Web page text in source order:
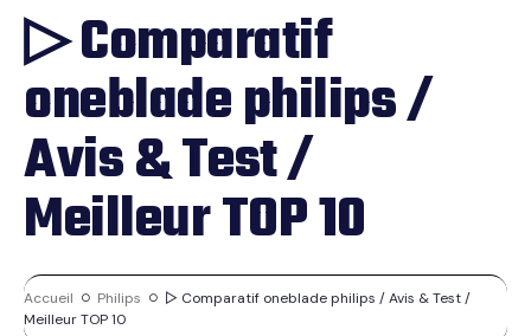
▷ Comparatif
oneblade philips /
Avis & Test /
Meilleur TOP 10
Accueil Philips
▷ Comparatif oneblade philips / Avis & Test /
Meilleur TOP 10